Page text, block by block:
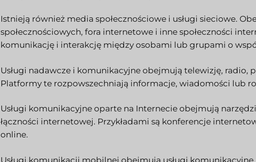
Istnieją również media społecznościowe i usługi sieciowe.
społecznościowych, fora internetowe i inne społeczności
komunikację i interakcję między osobami lub grupami o
Usługi nadawcze i komunikacyjne obejmują telewizję, radio,
Platformy te rozpowszechniają informacje, wiadomości lub
Usługi komunikacyjne oparte na Internecie obejmują
łączności internetowej. Przykładami są konferencje
online.
Usługi komunikacji mobilnej obejmują usługi